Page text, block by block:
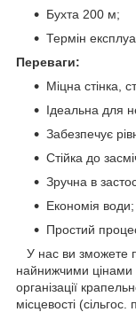
Бухта 200 м;
Термін
Переваги:
Міцна стінка,
Ідеальна для
Забезпечує
Стійка до
Зручна в
Економія води;
Простий
У нас ви зможете
найнижчими цінами
організації
місцевості